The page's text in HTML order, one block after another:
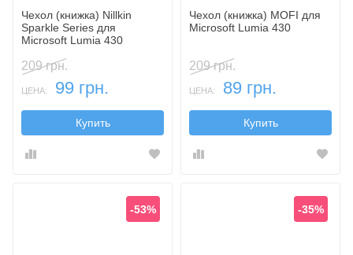
Чехол (книжка) Nillkin
Sparkle Series для
Microsoft Lumia 430
209 грн.
ЦЕНА: 99 грн.
Купить
Чехол (книжка) MOFI для
Microsoft Lumia 430
209 грн.
ЦЕНА: 89 грн.
Купить
-53% -35%